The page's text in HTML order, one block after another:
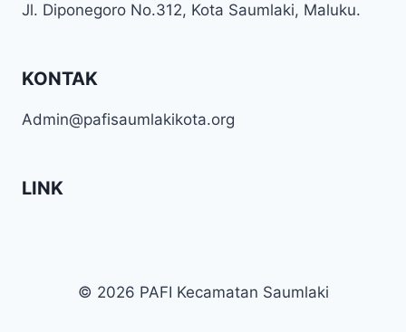
Jl. Diponegoro No.312, Kota Saumlaki, Maluku.
KONTAK
Admin@pafisaumlakikota.org
LINK
© 2026 PAFI Kecamatan Saumlaki